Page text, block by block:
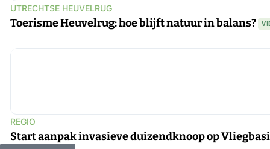
UTRECHTSE HEUVELRUG
Toerisme Heuvelrug: hoe blijft natuur in balans?
REGIO
Start aanpak invasieve duizendknoop op